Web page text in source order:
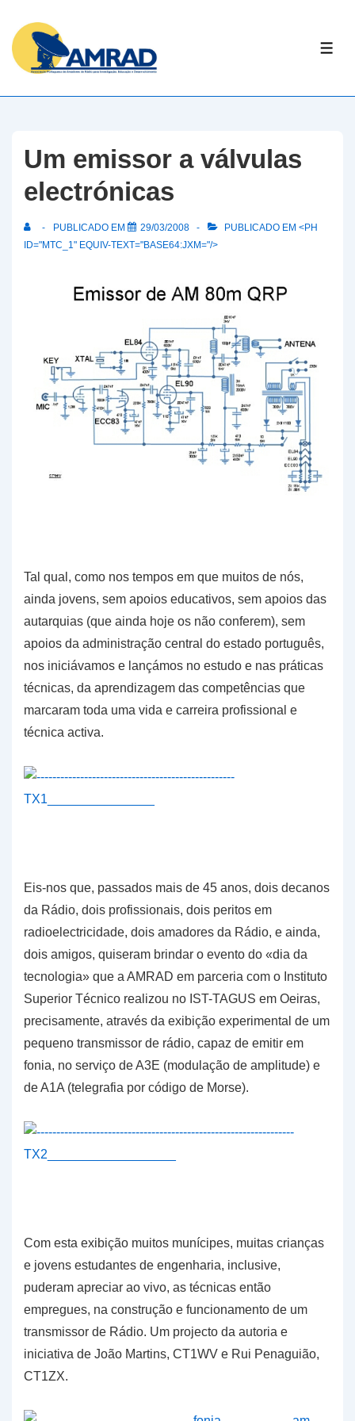
Skip
Content
Um emissor a válvulas
electrónicas
PUBLICADO EM 29/03/2008
PUBLICADO EM <PH
ID="MTC_1" EQUIV-TEXT="BASE64:JXM="/>
Tal qual, como nos tempos em que muitos de nós,
ainda jovens, sem apoios educativos, sem apoios das
autarquias (que ainda hoje os não conferem), sem
apoios da administração central do estado português,
nos iniciávamos e lançámos no estudo e nas práticas
técnicas, da aprendizagem das competências que
marcaram toda uma vida e carreira profissional e
técnica activa.
Eis-nos que, passados mais de 45 anos, dois decanos
da Rádio, dois profissionais, dois peritos em
radioelectricidade, dois amadores da Rádio, e ainda,
dois amigos, quiseram brindar o evento do «dia da
tecnologia» que a AMRAD em parceria com o Instituto
Superior Técnico realizou no IST-TAGUS em Oeiras,
precisamente, através da exibição experimental de um
pequeno transmissor de rádio, capaz de emitir em
fonia, no serviço de A3E (modulação de amplitude) e
de A1A (telegrafia por código de Morse).
Com esta exibição muitos munícipes, muitas crianças
e jovens estudantes de engenharia, inclusive,
puderam apreciar ao vivo, as técnicas então
empregues, na construção e funcionamento de um
transmissor de Rádio. Um projecto da autoria e
iniciativa de João Martins, CT1WV e Rui Penaguião,
CT1ZX.